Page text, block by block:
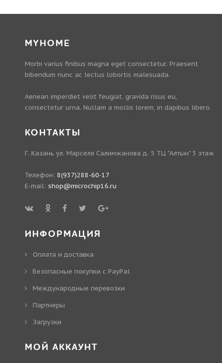
MYHOME
Morbi varius finibus magna eget consectetur. Praesent
bibendum nunc ac lectus lobortis malesuada.
Aenean imperdiet velit feugiat, gravida risus eu,
consectetur urna. Nullam a mollis lorem, in dapibus libero.
КОНТАКТЫ
Г. Казань ул. Марселя Салимжанова д. 5 ТЦ "Алтын" 3 этаж
Телефон: 8(937)288-60-17
E-mail: shop@microchip16.ru
ИНФОРМАЦИЯ
Оплата и доставка
Безопасные покупки с PayPal
Международные перевозки
Партнеры
Загрузки
МОЙ АККАУНТ